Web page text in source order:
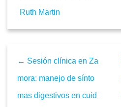
Ruth Martin
← Sesión clínica en Za
mora: manejo de sínto
mas digestivos en cuid